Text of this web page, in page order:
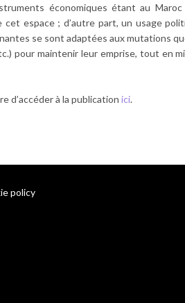
économiques étant au
espace ; d’autre part, un usage
se sont adaptées aux mutations
pour maintenir leur emprise, tout en
d’accéder à la publication ici.
policy